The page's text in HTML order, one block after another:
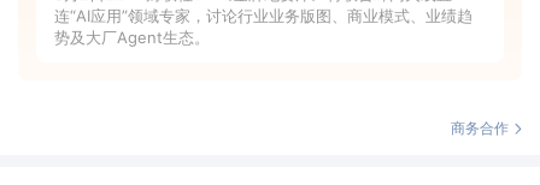
连“AI应用”领域专家，讨论行业业务版图、商业模式、业绩趋
势及大厂Agent生态。
商务合作